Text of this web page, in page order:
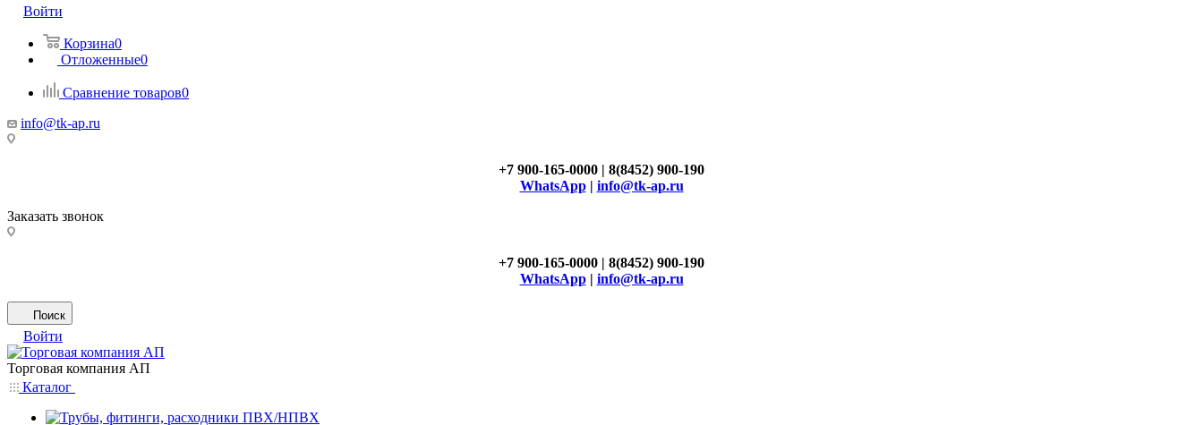
Войти
Корзина0
Отложенные0
Сравнение товаров0
info@tk-ap.ru
+7 900-165-0000 | 8(8452) 900-190
WhatsApp| info@tk-ap.ru
Заказать звонок
+7 900-165-0000 | 8(8452) 900-190
WhatsApp| info@tk-ap.ru
Поиск
Войти
Торговая компания АП
Каталог